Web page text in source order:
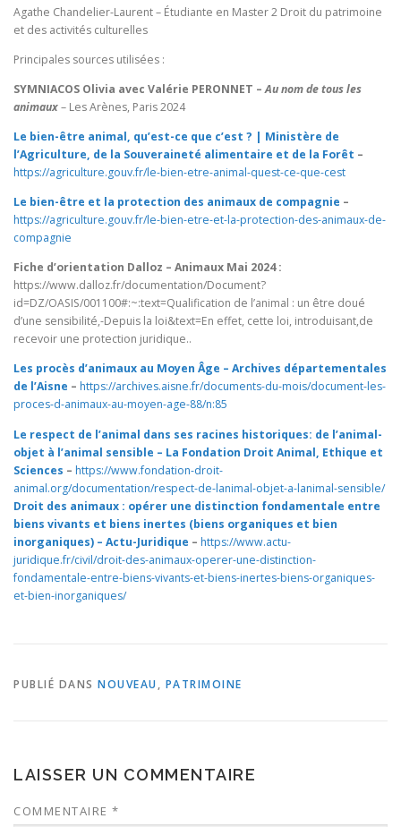
Agathe Chandelier-Laurent – Étudiante en Master 2 Droit du patrimoine
et des activités culturelles
Principales sources utilisées :
SYMNIACOS Olivia avec Valérie PERONNET – Au nom de tous les
animaux– Les Arènes, Paris 2024
Le bien-être animal, qu’est-ce que c’est ? | Ministère de
l’Agriculture, de la Souveraineté alimentaire et de la Forêt –
https://agriculture.gouv.fr/le-bien-etre-animal-quest-ce-que-cest
Le bien-être et la protection des animaux de compagnie –
https://agriculture.gouv.fr/le-bien-etre-et-la-protection-des-animaux-de-
compagnie
Fiche d’orientation Dalloz – Animaux Mai 2024 :
https://www.dalloz.fr/documentation/Document?
id=DZ/OASIS/001100#:~:text=Qualification de l’animal : un être doué
d’une sensibilité,-Depuis la loi&text=En effet, cette loi, introduisant,de
recevoir une protection juridique..
Les procès d’animaux au Moyen Âge – Archives départementales
de l’Aisne – https://archives.aisne.fr/documents-du-mois/document-les-
proces-d-animaux-au-moyen-age-88/n:85
Le respect de l’animal dans ses racines historiques: de l’animal-
objet à l’animal sensible – La Fondation Droit Animal, Ethique et
Sciences – https://www.fondation-droit-
animal.org/documentation/respect-de-lanimal-objet-a-lanimal-sensible/
Droit des animaux : opérer une distinction fondamentale entre
biens vivants et biens inertes (biens organiques et bien
inorganiques) – Actu-Juridique – https://www.actu-
juridique.fr/civil/droit-des-animaux-operer-une-distinction-
fondamentale-entre-biens-vivants-et-biens-inertes-biens-organiques-
et-bien-inorganiques/
PUBLIÉ DANS NOUVEAU, PATRIMOINE
LAISSER UN COMMENTAIRE
COMMENTAIRE *